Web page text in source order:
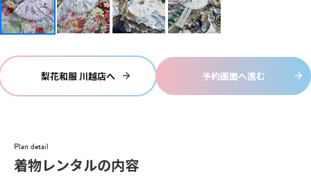
梨花和服 川越店へ 予約画面へ進む
Plan detail
着物レンタルの内容